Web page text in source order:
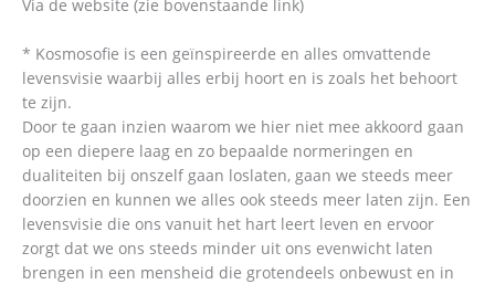
Via de website (zie bovenstaande link)
* Kosmosofie is een geïnspireerde en alles omvattende
levensvisie waarbij alles erbij hoort en is zoals het behoort
te zijn.
Door te gaan inzien waarom we hier niet mee akkoord gaan
op een diepere laag en zo bepaalde normeringen en
dualiteiten bij onszelf gaan loslaten, gaan we steeds meer
doorzien en kunnen we alles ook steeds meer laten zijn. Een
levensvisie die ons vanuit het hart leert leven en ervoor
zorgt dat we ons steeds minder uit ons evenwicht laten
brengen in een mensheid die grotendeels onbewust en in